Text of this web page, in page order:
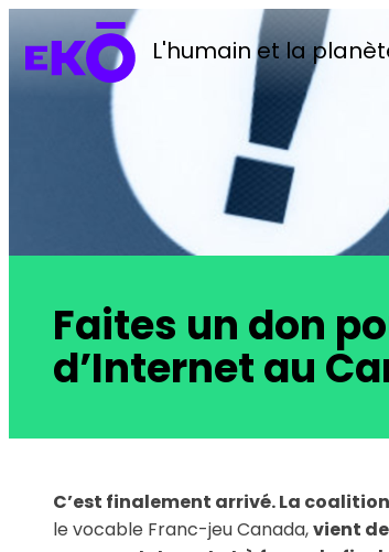
L'humain et la
Faites un don
d’Internet au
C’est finalement arrivé. La
le vocable Franc-jeu Canada,vient